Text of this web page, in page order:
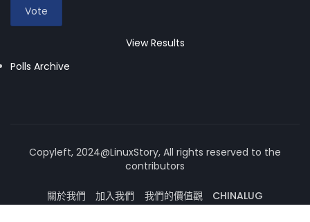
View Results
Polls Archive
Copyleft, 2024@LinuxStory, All rights reserved to the
contributors
關於我們 加入我們 我們的價值觀
CHINALUG